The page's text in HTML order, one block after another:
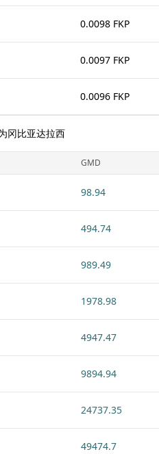
0.0098 FKP
0.0097 FKP
0.0096 FKP
冈比亚达拉西
GMD
98.94
494.74
989.49
1978.98
4947.47
9894.94
24737.35
49474.7